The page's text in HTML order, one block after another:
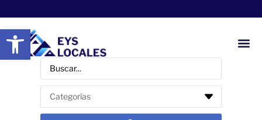
Abrir barra de herramientas